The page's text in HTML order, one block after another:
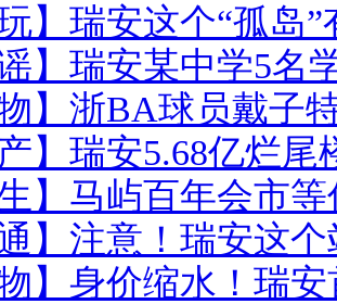
玩】瑞安这个“孤岛
谣】瑞安某中学5名
物】浙BA球员戴子
产】瑞安5.68亿烂
生】马屿百年会市
通】注意！瑞安这
物】身价缩水！瑞